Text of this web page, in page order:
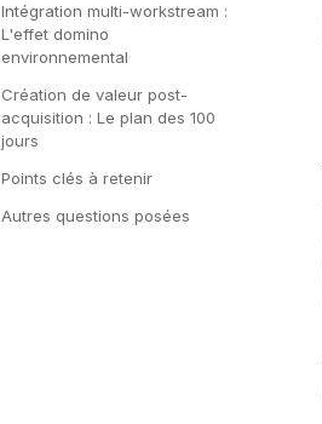
Intégration multi-workstream :
L'effet domino
environnemental
Création de valeur post-
acquisition : Le plan des 100
jours
Points clés à retenir
Autres questions posées